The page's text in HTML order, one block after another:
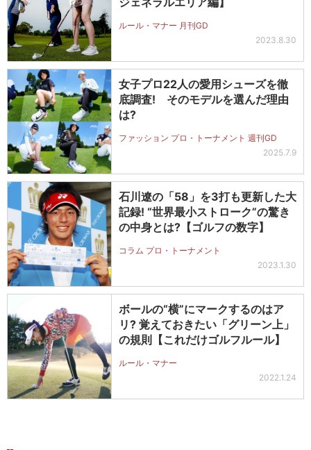
ルール・マナー 月刊GD
2023.8.30
女子プロ22人の愛用シューズを徹
底調査! そのモデルを選んだ理由
は?
ファッション プロ・トーナメント 週刊GD
2025.7.9
石川遼の「58」を3打も更新した大
記録! “世界最小ストローク”の驚き
の中身とは?【ゴルフの数字】
コラム プロ・トーナメント
2023.1.30
ボールの“横”にマークするのはア
リ? 覚えておきたい「グリーン上」
の規則【これだけゴルフルール】
ルール・マナー
2022.1.24